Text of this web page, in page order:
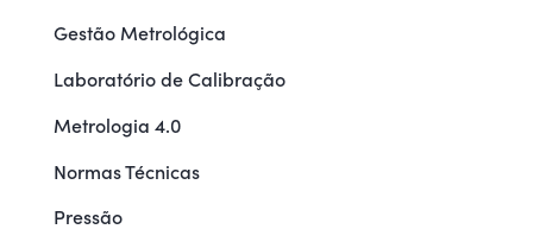
Gestão Metrológica
Laboratório de Calibração
Metrologia 4.0
Normas Técnicas
Pressão